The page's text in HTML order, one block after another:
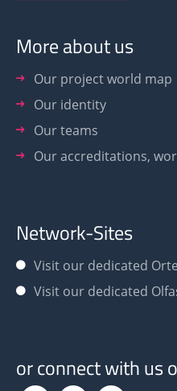
More about us
Our project world map
Our identity
Our teams
Our accreditations,
Network-Sites
Visit our dedicated
Visit our dedicated
or connect with us